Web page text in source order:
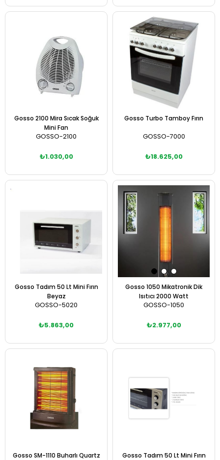
Sepete Ekle
Gosso 2100 Mira Sıcak Soğuk
Mini Fan
GOSSO-2100
₺1.030,00
Gosso Turbo Tamboy Fırın
GOSSO-7000
₺18.625,00
Sepete Ekle
Gosso Tadım 50 Lt Mini Fırın
Beyaz
GOSSO-5020
₺5.863,00
Gosso 1050 Mikatronik Dik
Isıtıcı 2000 Watt
GOSSO-1050
₺2.977,00
Gosso SM-1110 Buharlı Quartz
Gosso Tadım 50 Lt Mini Fırın